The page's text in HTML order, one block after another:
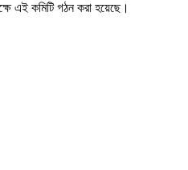
এই কমিটি গঠন করা হয়েছে।